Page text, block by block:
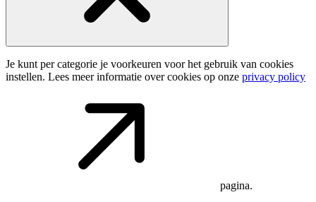
Je kunt per categorie je voorkeuren voor het gebruik van cookies
instellen. Lees meer informatie over cookies op onze privacy policy
pagina.